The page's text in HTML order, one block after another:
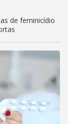
de feminicídio